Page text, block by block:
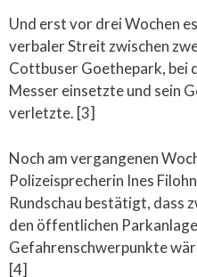
Und erst vor drei Wochen
verbaler Streit zwischen
Cottbuser Goethepark, bei
Messer einsetzte und sein
verletzte. [3]
Noch am vergangenen
Polizeisprecherin Ines
Rundschau bestätigt, dass
den öffentlichen
Gefahrenschwerpunkte
[4]